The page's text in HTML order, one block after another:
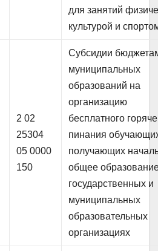
для занятий
культурой и
2 02
25304
05 0000
150
Субсидии
муниципальных
образований на
организацию
бесплатного
пинания
получающих
общее
государственных и
муниципальных
образовательных
организациях